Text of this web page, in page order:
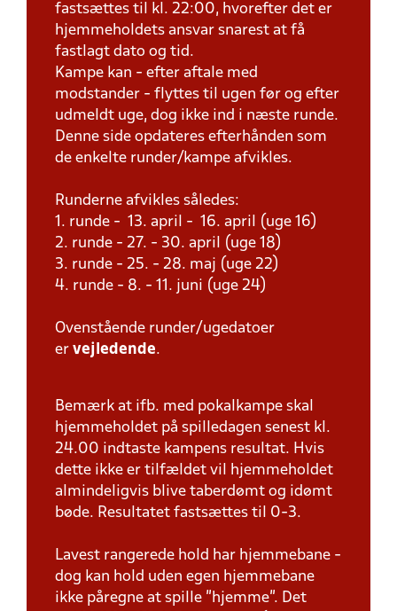
fastsættes til kl. 22:00, hvorefter det er
hjemmeholdets ansvar snarest at få
fastlagt dato og tid.
Kampe kan - efter aftale med
modstander - flyttes til ugen før og efter
udmeldt uge, dog ikke ind i næste runde.
Denne side opdateres efterhånden som
de enkelte runder/kampe afvikles.
Runderne afvikles således:
1. runde - 13. april - 16. april (uge 16)
2. runde - 27. - 30. april (uge 18)
3. runde - 25. - 28. maj (uge 22)
4. runde - 8. - 11. juni (uge 24)
Ovenstående runder/ugedatoer
er vejledende.
Bemærk at ifb. med pokalkampe skal
hjemmeholdet på spilledagen senest kl.
24.00 indtaste kampens resultat. Hvis
dette ikke er tilfældet vil hjemmeholdet
almindeligvis blive taberdømt og idømt
bøde. Resultatet fastsættes til 0-3.
Lavest rangerede hold har hjemmebane -
dog kan hold uden egen hjemmebane
ikke påregne at spille "hjemme". Det